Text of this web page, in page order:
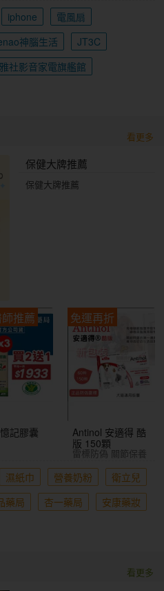
iphone
電風扇
神腦生活
JT3C
社影音家電旗艦館
看更多
保健大牌推薦
保健大牌推薦
推薦
記膠囊
免運再折
Antinol 安適得 酷
版 150顆
雷標防偽 關節保養
濕紙巾 營養奶粉
衛立兒
藥局 杏一藥局
安康藥妝
看更多